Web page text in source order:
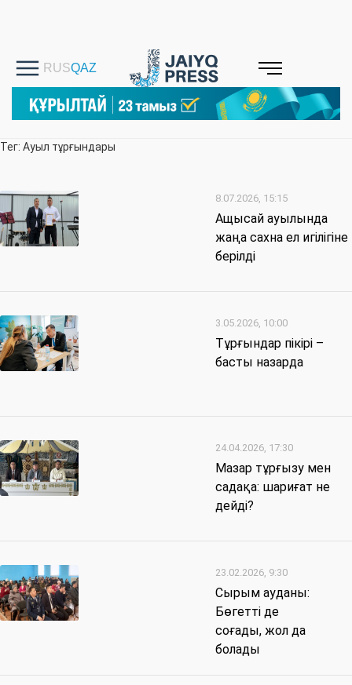
Тег: Ауыл тұрғындары
8.07.2026, 15:15
Ащысай ауылында
жаңа сахна ел игілігіне
берілді
3.05.2026, 10:00
Тұрғындар пікірі –
басты назарда
24.04.2026, 17:30
Мазар тұрғызу мен
садақа: шариғат не
дейді?
23.02.2026, 9:30
Сырым ауданы:
Бөгетті де
соғады, жол да
болады